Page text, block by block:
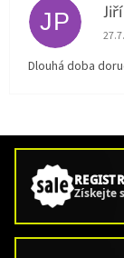
JP
Dlouhá doba
Získejte